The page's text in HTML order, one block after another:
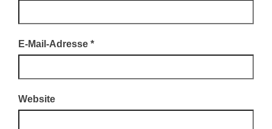
E-Mail-Adresse *
Website